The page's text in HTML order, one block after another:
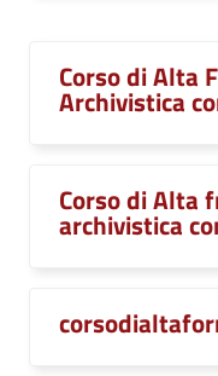
Corso di Alta
Archivistica
Corso di Alta
archivistica